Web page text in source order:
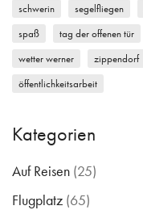
schwerin
segelfliegen
spaß
tag der offenen tür
wetter werner
zippendorf
öffentlichkeitsarbeit
Kategorien
Auf Reisen (25)
Flugplatz (65)